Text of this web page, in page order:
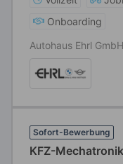
Onboarding
Autohaus Ehrl GmbH
Sofort-Bewerbung
KFZ-